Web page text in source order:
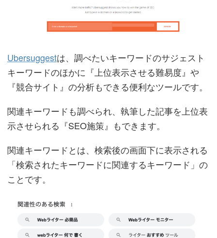
Ubersuggestは、調べたいキーワードのサジェスト
キーワードのほかに『上位表示させる難易度』や
『競合サイト』の分析もできる便利なツールです。
関連キーワードも調べられ、執筆した記事を上位表
示させられる『SEO施策』もできます。
関連キーワードとは、検索後の画面下に表示される
「検索されたキーワードに関連するキーワード」の
ことです。